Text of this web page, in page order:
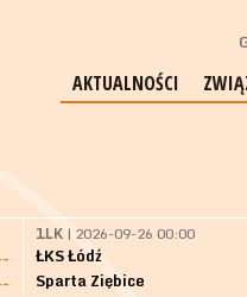
AKTUALNOŚCI
1LK | 2026-09-26 00:00
ŁKS Łódź
Sparta Ziębice